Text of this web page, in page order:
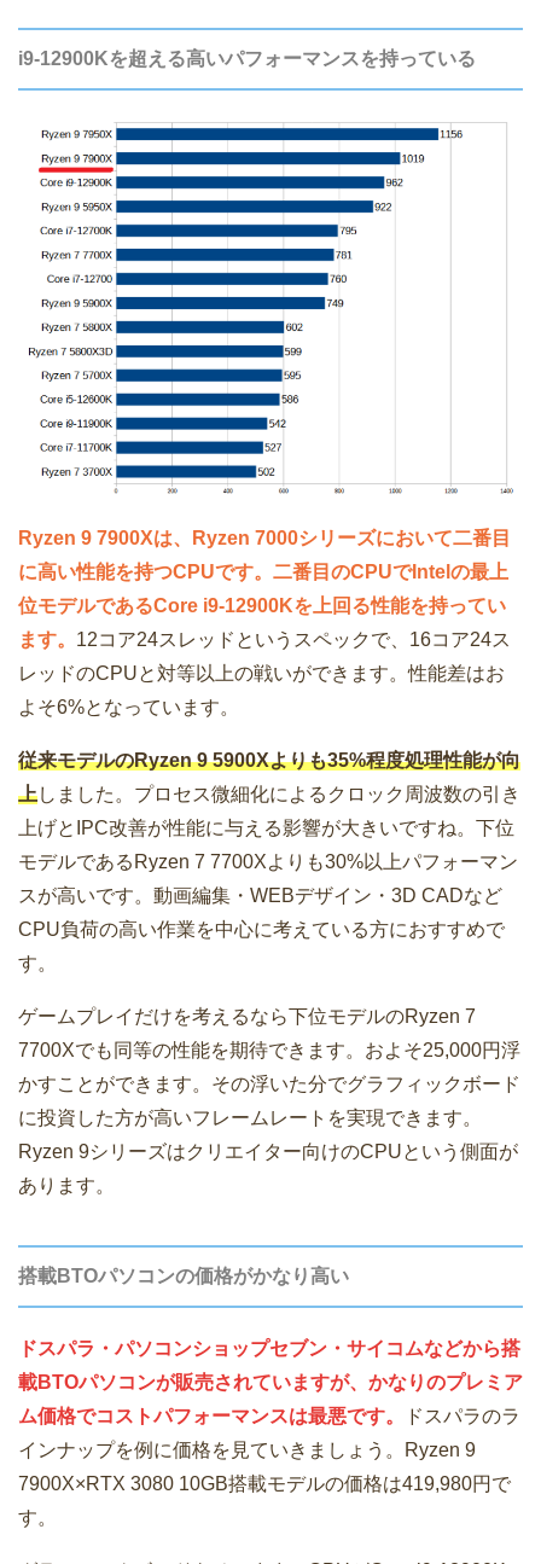
i9-12900Kを超える高いパフォーマンスを持っている
Ryzen 9 7900Xは、Ryzen 7000シリーズにおいて二番目
に高い性能を持つCPUです。二番目のCPUでIntelの最上
位モデルであるCore i9-12900Kを上回る性能を持ってい
ます。 12コア24スレッドというスペックで、16コア24ス
レッドのCPUと対等以上の戦いができます。性能差はお
よそ6%となっています。
従来モデルのRyzen 9 5900Xよりも35%程度処理性能が向
上しました。プロセス微細化によるクロック周波数の引き
上げとIPC改善が性能に与える影響が大きいですね。下位
モデルであるRyzen 7 7700Xよりも30%以上パフォーマン
スが高いです。動画編集・WEBデザイン・3D CADなど
CPU負荷の高い作業を中心に考えている方におすすめで
す。
ゲームプレイだけを考えるなら下位モデルのRyzen 7
7700Xでも同等の性能を期待できます。およそ25,000円浮
かすことができます。その浮いた分でグラフィックボード
に投資した方が高いフレームレートを実現できます。
Ryzen 9シリーズはクリエイター向けのCPUという側面が
あります。
搭載BTOパソコンの価格がかなり高い
ドスパラ・パソコンショップセブン・サイコムなどから搭
載BTOパソコンが販売されていますが、かなりのプレミア
ム価格でコストパフォーマンスは最悪です。
ドスパラのラ
インナップを例に価格を見ていきましょう。Ryzen 9
7900X×RTX 3080 10GB搭載モデルの価格は419,980円で
す。